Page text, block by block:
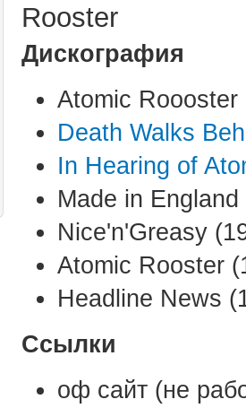
Rooster
Дискография
Atomic Roooster
Death Walks
In Hearing of
Made in England
Nice'n'Greasy
Atomic Rooster
Headline News
Ссылки
оф сайт (не